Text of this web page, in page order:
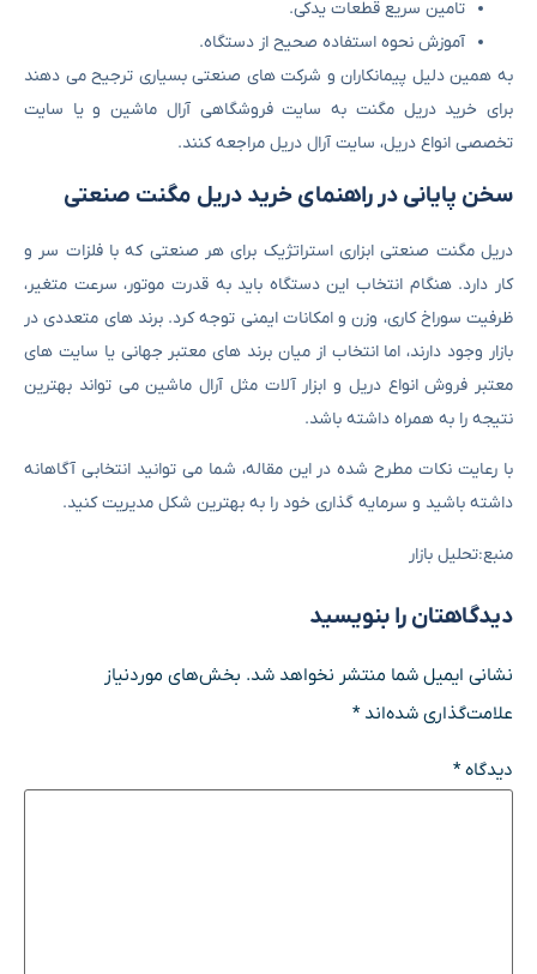
تامین سریع قطعات یدکی.
آموزش نحوه استفاده صحیح از دستگاه.
به همین دلیل پیمانکاران و شرکت‌ های صنعتی بسیاری ترجیح می ‌دهند
برای خرید دریل مگنت به سایت فروشگاهی آرال ماشین و یا سایت
تخصصی انواع دریل، سایت آرال دریل مراجعه کنند.
سخن پایانی در راهنمای خرید دریل مگنت صنعتی
دریل مگنت صنعتی ابزاری استراتژیک برای هر صنعتی که با فلزات سر و
کار دارد. هنگام انتخاب این دستگاه باید به قدرت موتور، سرعت متغیر،
ظرفیت سوراخ‌ کاری، وزن و امکانات ایمنی توجه کرد. برند های متعددی در
بازار وجود دارند، اما انتخاب از میان برند های معتبر جهانی یا سایت های
معتبر فروش انواع دریل و ابزار آلات مثل آرال ماشین می ‌تواند بهترین
نتیجه را به همراه داشته باشد.
با رعایت نکات مطرح ‌شده در این مقاله، شما می‌ توانید انتخابی آگاهانه
داشته باشید و سرمایه ‌گذاری خود را به بهترین شکل مدیریت کنید.
منبع:تحلیل بازار
دیدگاهتان را بنویسید
نشانی ایمیل شما منتشر نخواهد شد. بخش‌های موردنیاز
علامت‌گذاری شده‌اند*
دیدگاه*